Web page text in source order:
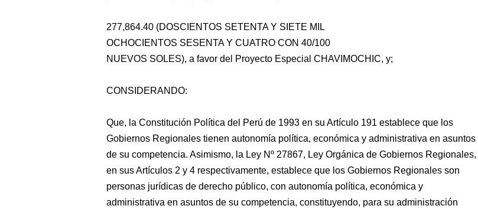
277,864.40 (DOSCIENTOS SETENTA Y SIETE MIL
OCHOCIENTOS SESENTA Y CUATRO CON 40/100
NUEVOS SOLES), a favor del Proyecto Especial CHAVIMOCHIC, y;
CONSIDERANDO:
Que, la Constitución Política del Perú de 1993 en su Artículo 191 establece que los
Gobiernos Regionales tienen autonomía política, económica y administrativa en asuntos
de su competencia. Asimismo, la Ley Nº 27867, Ley Orgánica de Gobiernos Regionales,
en sus Artículos 2 y 4 respectivamente, establece que los Gobiernos Regionales son
personas jurídicas de derecho público, con autonomía política, económica y
administrativa en asuntos de su competencia, constituyendo, para su administración